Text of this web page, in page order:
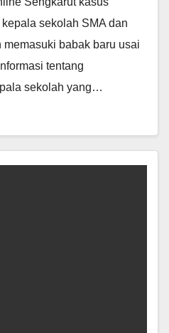
sekolah SMA dan
babak baru usai
tentang
sekolah yang…